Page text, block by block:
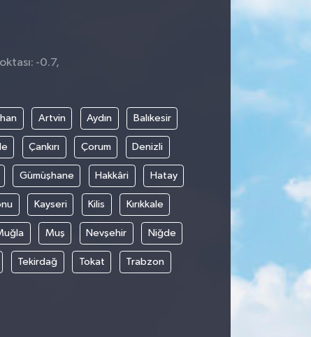
-0.7,
Artvin Aydın Balıkesir
Çankırı Çorum Denizli
Gümüşhane Hakkâri Hatay
Kayseri Kilis Kırıkkale
Muş Nevşehir Niğde
Tekirdağ Tokat Trabzon